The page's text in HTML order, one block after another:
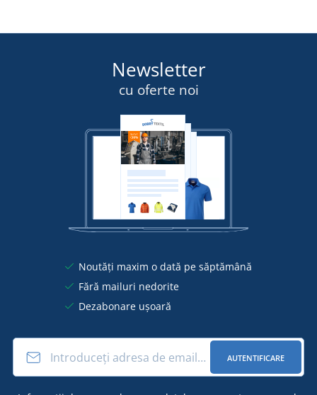
Newsletter
cu oferte noi
Noutăți maxim o dată pe săptămână
Fără mailuri nedorite
Dezabonare ușoară
AUTENTIFICARE